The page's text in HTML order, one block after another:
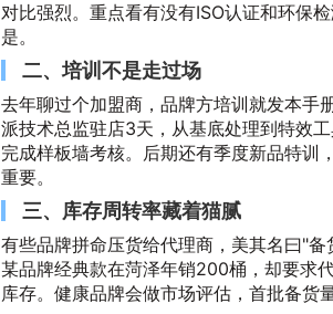
对比强烈。重点看有没有ISO认证和环保
是。
二、培训不是走过场
去年聊过个加盟商，品牌方培训就发本手
派技术总监驻店3天，从基底处理到特效
完成样板墙考核。后期还有季度新品特训
重要。
三、库存周转率藏着猫腻
有些品牌拼命压货给代理商，美其名曰"备
某品牌经典款在菏泽年销200桶，却要求
库存。健康品牌会做市场评估，首批备货